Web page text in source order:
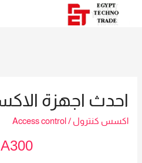
احدث اجهزة
اكسس كنترول /
Access control